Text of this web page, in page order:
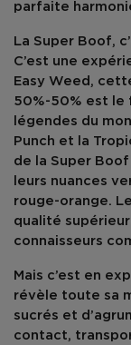
parfaite
La Super Boof,
C’est une
Easy Weed ,
50%-50% est le
légendes du
Punch et la
de la Super
leurs nuances
rouge-orange.
qualité
connaisseurs
Mais c’est en
révèle toute sa
sucrés et
contact,